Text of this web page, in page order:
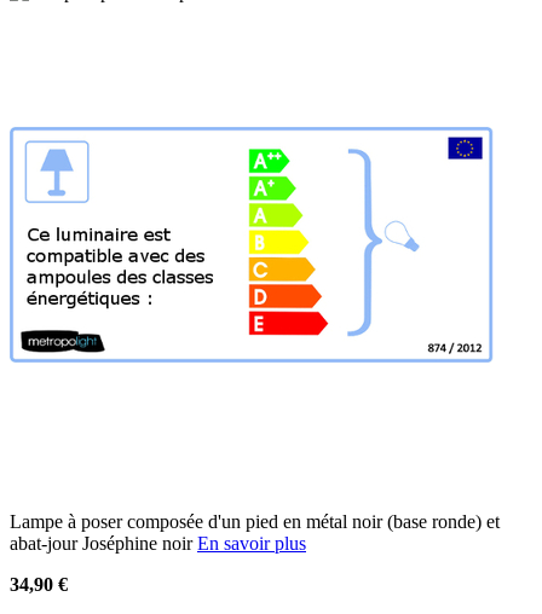
Lampe à poser composée d'un pied en métal noir (base ronde) et
abat-jour Joséphine noirEn savoir plus
34,90 €